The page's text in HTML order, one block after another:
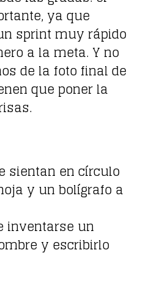
ya que
sprint muy rápido
a la meta. Y no
de la foto final de
que poner la
sientan en círculo
y un bolígrafo a
inventarse un
y escribirlo